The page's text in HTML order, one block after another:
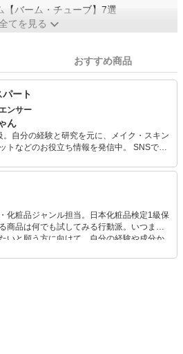
【バーム・チューブ】7選
てを見る
おすすめ商品
ート
ンサー
ん
。自分の経験と研究を元に、メイク・スキン
などのお役立ち情報を発信中。 SNSでは
りもっとアカ抜けるための美容法から、い
るためのエイジングケアまで、得意ジャン
していきます。
化粧品ジャンル担当。日本化粧品検定1級保
商品は何でも試してみる行動派。いつまで
いと願う方に向けて、自分の経験や成分か